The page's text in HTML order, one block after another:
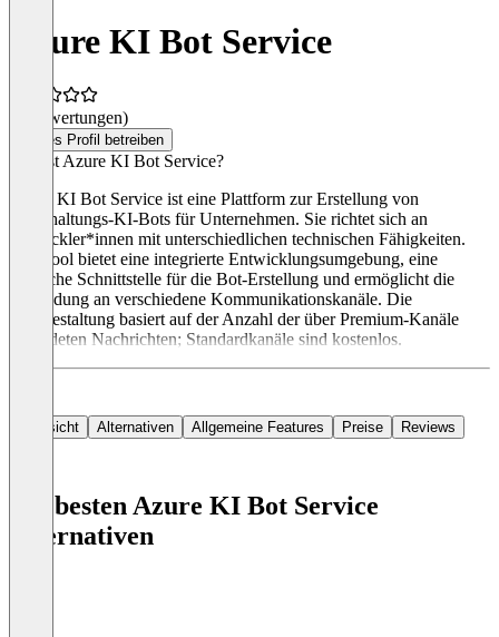
Azure KI Bot Service
(0 Bewertungen)
Dieses Profil betreiben
Was ist Azure KI Bot Service?
Azure KI Bot Service ist eine Plattform zur Erstellung von
Unterhaltungs-KI-Bots für Unternehmen. Sie richtet sich an
Entwickler*innen mit unterschiedlichen technischen Fähigkeiten.
Das Tool bietet eine integrierte Entwicklungsumgebung, eine
grafische Schnittstelle für die Bot-Erstellung und ermöglicht die
Anbindung an verschiedene Kommunikationskanäle. Die
Preisgestaltung basiert auf der Anzahl der über Premium-Kanäle
gesendeten Nachrichten; Standardkanäle sind kostenlos.
Übersicht Alternativen Allgemeine Features Preise Reviews
Die besten Azure KI Bot Service
Alternativen